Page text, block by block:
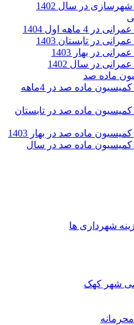
در سال 1402
ماهه اول 1404
در تابستان 1403
در بهار 1403
در سال 1402
ماده صد
گزارش فعالیت کمیسیون ماده صد در 4ماهه
ماده صد در تابستان
ماده صد در بهار 1403
ماده صد در سال
شهرداری ها
شهر کهک